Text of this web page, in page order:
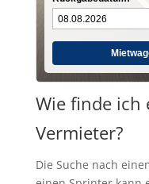
Wie finde ich
Vermieter?
Die Suche nach